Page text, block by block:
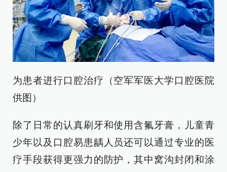
为患者进行口腔治疗（空军军医大学口腔医院
供图）
除了日常的认真刷牙和使用含氟牙膏，儿童青
少年以及口腔易患龋人员还可以通过专业的医
疗手段获得更强力的防护，其中窝沟封闭和涂